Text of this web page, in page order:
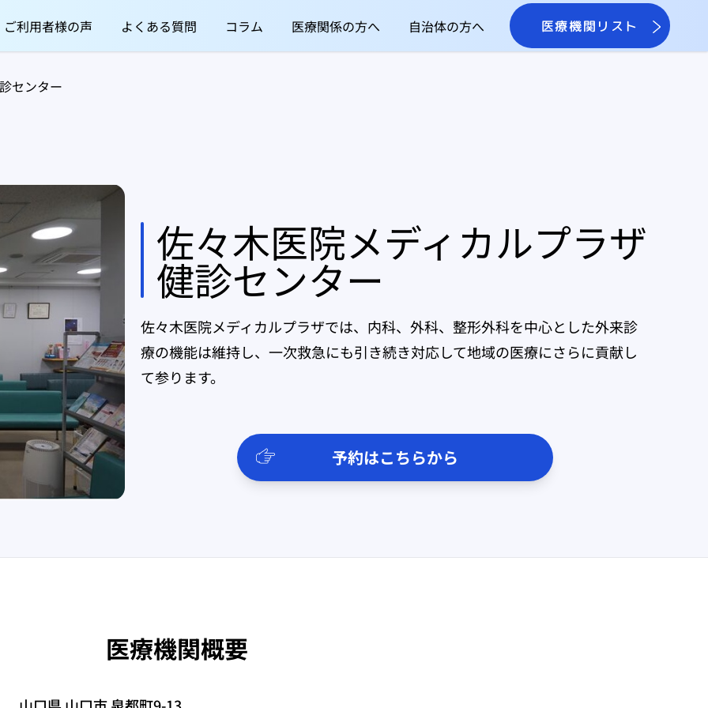
ご利用者様の声 よくある質問 コラム 医療関係の方へ 自治体の方へ 医療機関リスト
センター
佐々木医院メディカルプラザ
健診センター
佐々木医院メディカルプラザでは、内科、外科、整形外科を中心とした外来診
療の機能は維持し、一次救急にも引き続き対応して地域の医療にさらに貢献し
て参ります。
予約はこちらから
医療機関概要